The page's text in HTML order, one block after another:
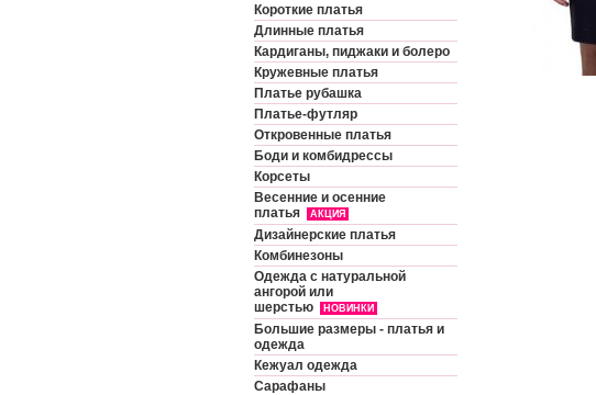
Короткие платья
Длинные платья
Кардиганы, пиджаки и болеро
Кружевные платья
Платье рубашка
Платье-футляр
Откровенные платья
Боди и комбидрессы
Корсеты
Весенние и осенние
платья
АКЦИЯ
Дизайнерские платья
Комбинезоны
Одежда с натуральной
ангорой или
шерстью
НОВИНКИ
Большие размеры - платья и
одежда
Кежуал одежда
Сарафаны